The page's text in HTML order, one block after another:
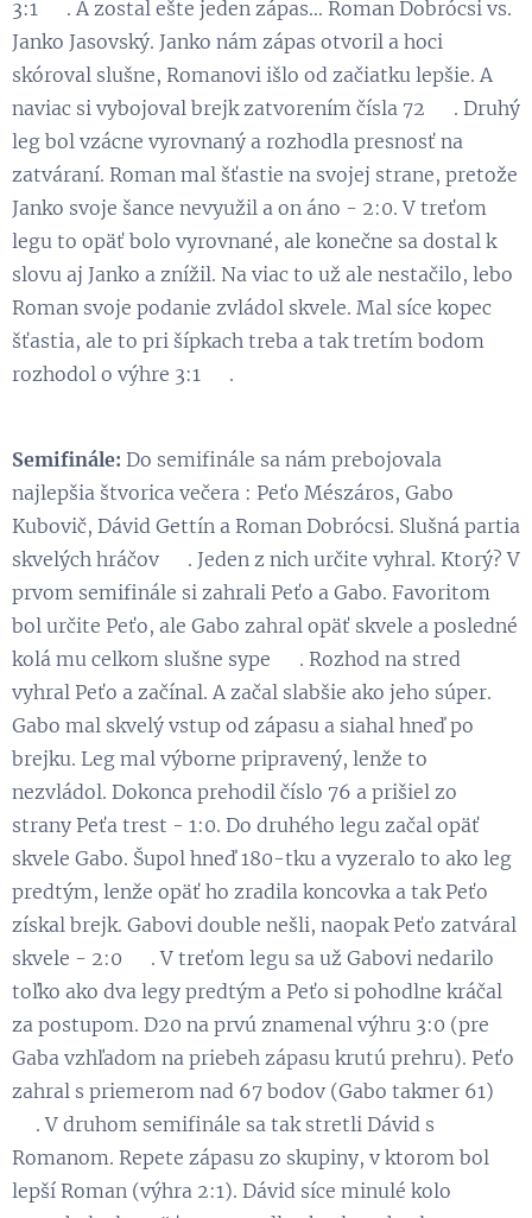
3:1 😃. A zostal ešte jeden zápas… Roman Dobrócsi vs.
Janko Jasovský. Janko nám zápas otvoril a hoci
skóroval slušne, Romanovi išlo od začiatku lepšie. A
naviac si vybojoval brejk zatvorením čísla 72 👏. Druhý
leg bol vzácne vyrovnaný a rozhodla presnosť na
zatváraní. Roman mal šťastie na svojej strane, pretože
Janko svoje šance nevyužil a on áno - 2:0. V treťom
legu to opäť bolo vyrovnané, ale konečne sa dostal k
slovu aj Janko a znížil. Na viac to už ale nestačilo, lebo
Roman svoje podanie zvládol skvele. Mal síce kopec
šťastia, ale to pri šípkach treba a tak tretím bodom
rozhodol o výhre 3:1 👏.
Semifinále: Do semifinále sa nám prebojovala
najlepšia štvorica večera : Peťo Mészáros, Gabo
Kubovič, Dávid Gettín a Roman Dobrócsi. Slušná partia
skvelých hráčov 😉. Jeden z nich určite vyhral. Ktorý? V
prvom semifinále si zahrali Peťo a Gabo. Favoritom
bol určite Peťo, ale Gabo zahral opäť skvele a posledné
kolá mu celkom slušne sype 😉. Rozhod na stred
vyhral Peťo a začínal. A začal slabšie ako jeho súper.
Gabo mal skvelý vstup od zápasu a siahal hneď po
brejku. Leg mal výborne pripravený, lenže to
nezvládol. Dokonca prehodil číslo 76 a prišiel zo
strany Peťa trest - 1:0. Do druhého legu začal opäť
skvele Gabo. Šupol hneď 180-tku a vyzeralo to ako leg
predtým, lenže opäť ho zradila koncovka a tak Peťo
získal brejk. Gabovi double nešli, naopak Peťo zatváral
skvele - 2:0 😃. V treťom legu sa už Gabovi nedarilo
toľko ako dva legy predtým a Peťo si pohodlne kráčal
za postupom. D20 na prvú znamenal výhru 3:0 (pre
Gaba vzhľadom na priebeh zápasu krutú prehru). Peťo
zahral s priemerom nad 67 bodov (Gabo takmer 61)
👏. V druhom semifinále sa tak stretli Dávid s
Romanom. Repete zápasu zo skupiny, v ktorom bol
lepší Roman (výhra 2:1). Dávid síce minulé kolo